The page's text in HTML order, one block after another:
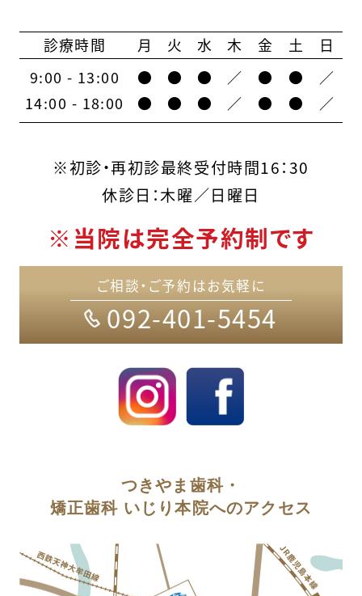
診療時間 月 火 水 木 金 土
日
9:00 - 13:00
● ● ● ／ ● ●
／
14:00 - 18:00
● ● ● ／ ● ● ／
※初診・再初診最終受付時間16：30
休診日：木曜／日曜日
※当院は完全予約制です
ご相談・ご予約はお気軽に
092-401-5454
つきやま歯科・
矯正歯科 いじり本院へのアクセス